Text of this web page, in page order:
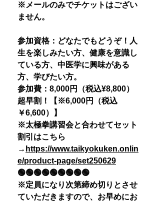
※メールのみでチケットはござい
ません。
参加資格：どなたでもどうぞ！人
生を楽しみたい方、健康を意識し
ている方、中医学に興味がある
方、学びたい方。
参加費：8,000円（税込¥8,800）
超早割！【※6,000円（税込
￥6,600）】
※太極拳講習会と合わせてセット
割引はこちら
→ https://www.taikyokuken.onlin
e/product-page/set250629
🟢🟢🟢🟢🟢🟢🟢🟢🟢
※定員になり次第締め切りとさせ
ていただきますので、お早めにお